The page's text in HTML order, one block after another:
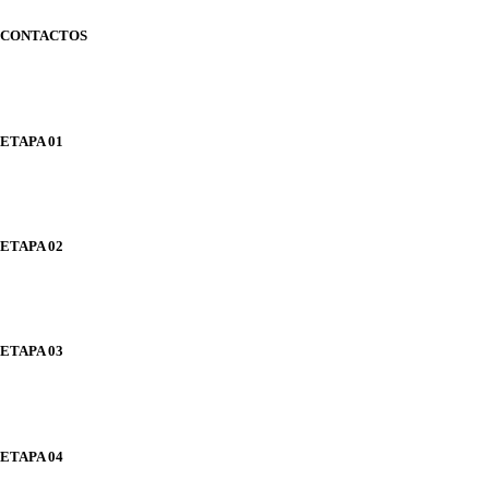
CONTACTOS
ETAPA 01
ETAPA 02
ETAPA 03
ETAPA 04